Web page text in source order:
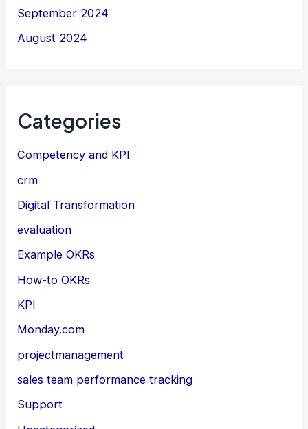
September 2024
August 2024
Categories
Competency and KPI
crm
Digital Transformation
evaluation
Example OKRs
How-to OKRs
KPI
Monday.com
projectmanagement
sales team performance tracking
Support